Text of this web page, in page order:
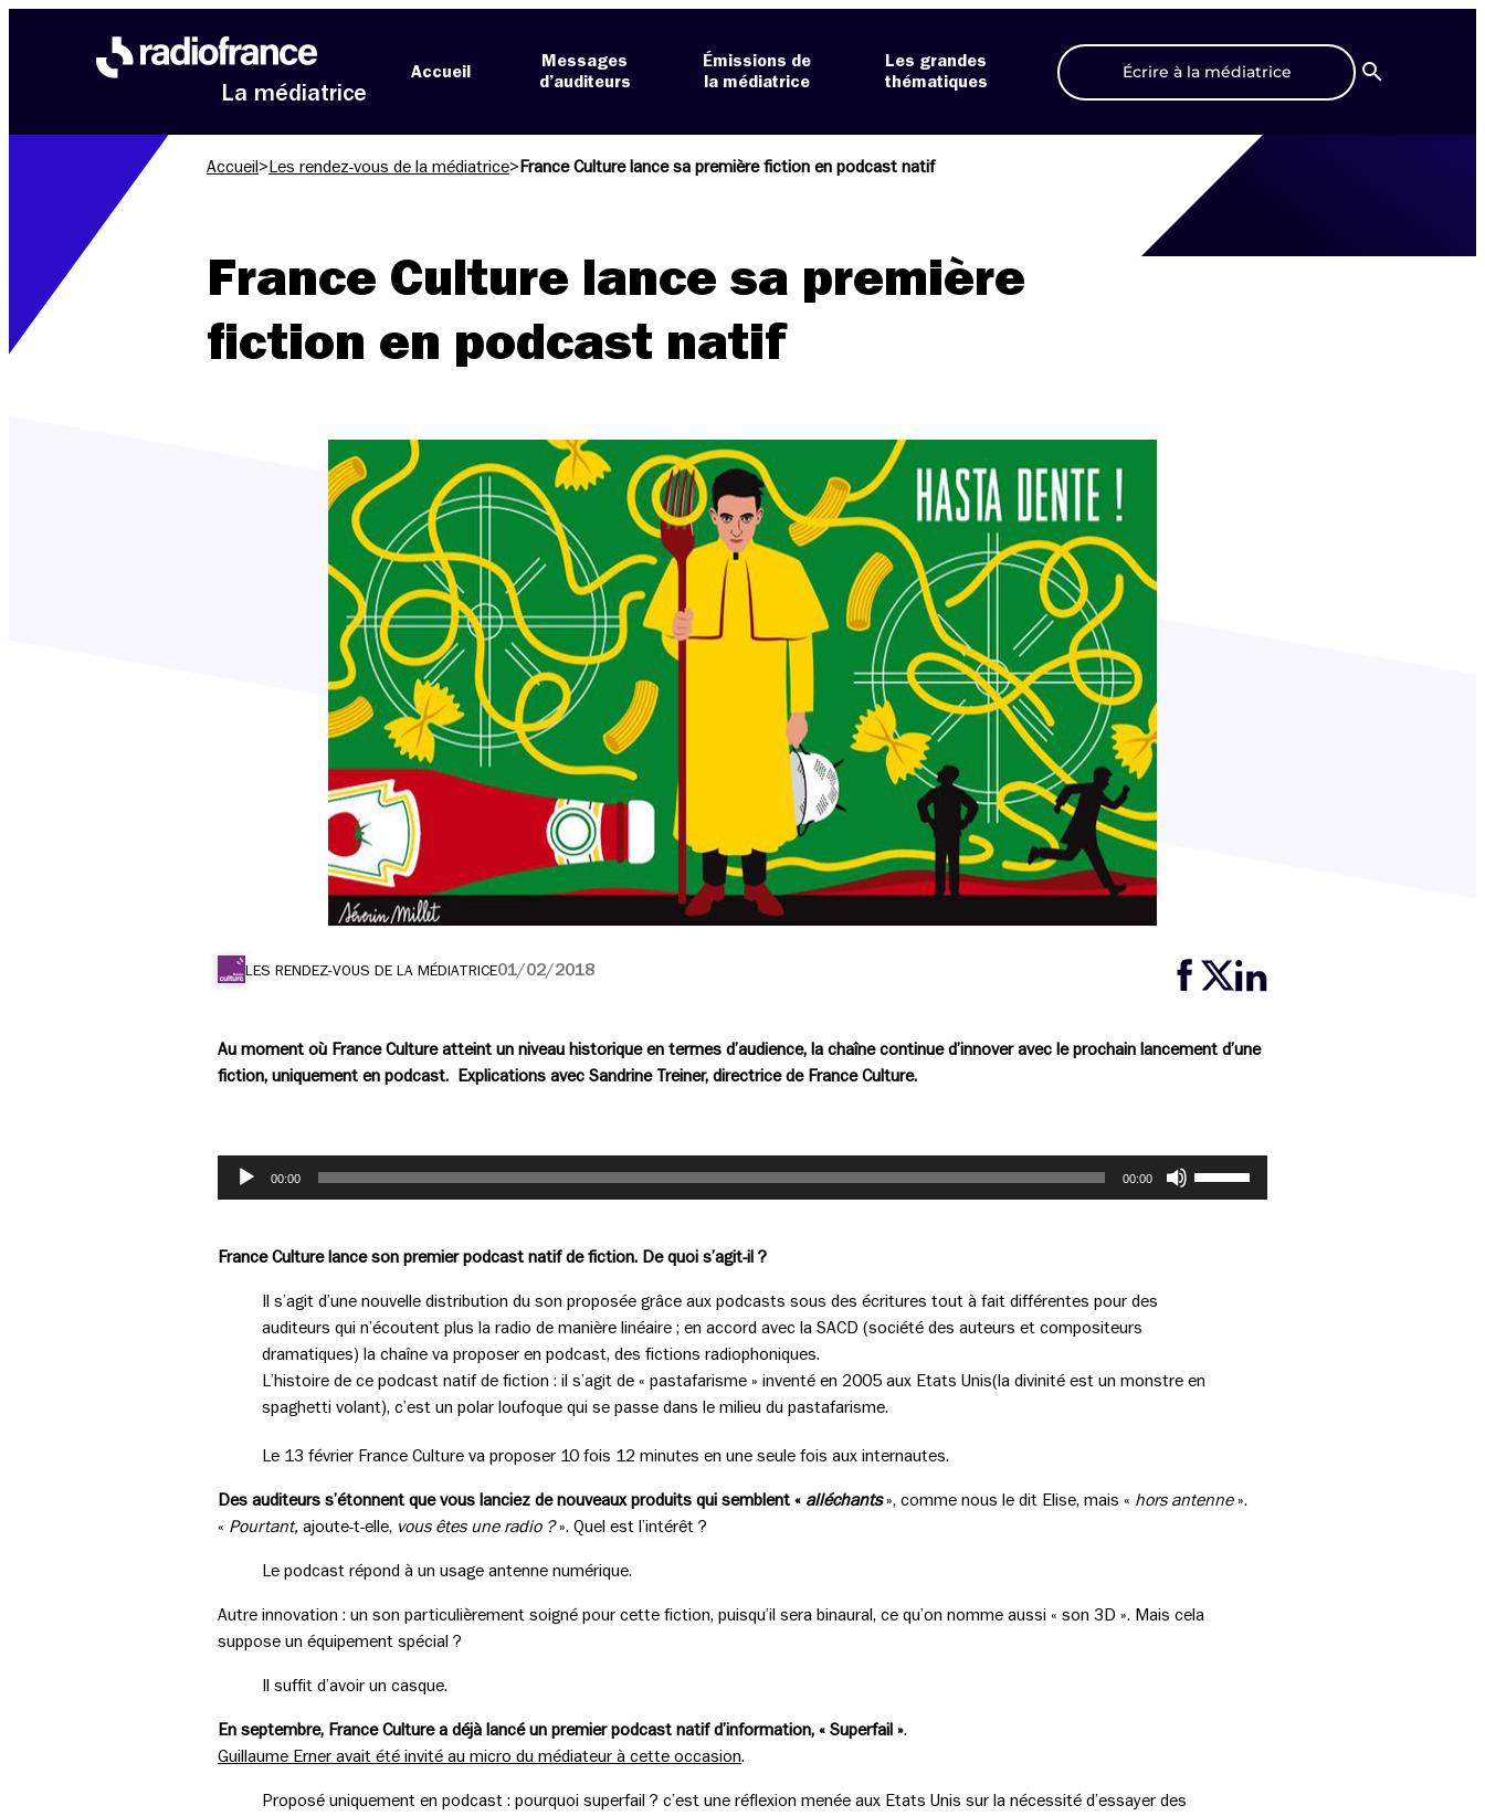
La médiatrice
Accueil
Messages
d’auditeurs
Émissions de
la médiatrice
Les grandes
thématiques
Écrire à la médiatrice
Recherche
Accueil > Les rendez-vous de la médiatrice> France Culture lance sa première fiction en podcast natif
France Culture lance sa première
fiction en podcast natif
LES RENDEZ-VOUS DE LA MÉDIATRICE01/02/2018
Au moment où France Culture atteint un niveau historique en termes d’audience, la chaîne continue d’innover avec le prochain lancement d’une
fiction, uniquement en podcast. Explications avec Sandrine Treiner, directrice de France Culture.
Lecteur
00:00 00:00
le
France Culture lance son premier podcast natif de fiction. De quoi s’agit-il ?
Il s’agit d’une nouvelle distribution du son proposée grâce aux podcasts sous des écritures tout à fait différentes pour des
auditeurs qui n’écoutent plus la radio de manière linéaire ; en accord avec la SACD (société des auteurs et compositeurs
dramatiques) la chaîne va proposer en podcast, des fictions radiophoniques.
L’histoire de ce podcast natif de fiction : il s’agit de « pastafarisme » inventé en 2005 aux Etats Unis(la divinité est un monstre en
spaghetti volant), c’est un polar loufoque qui se passe dans le milieu du pastafarisme.
Le 13 février France Culture va proposer 10 fois 12 minutes en une seule fois aux internautes.
Des auditeurs s’étonnent que vous lanciez de nouveaux produits qui semblent « alléchants », comme nous le dit Elise, mais « hors antenne».
« Pourtant, ajoute-t-elle, vous êtes une radio ?». Quel est l’intérêt ?
Le podcast répond à un usage antenne numérique.
Autre innovation : un son particulièrement soigné pour cette fiction, puisqu’il sera binaural, ce qu’on nomme aussi « son 3D ». Mais cela
suppose un équipement spécial ?
Il suffit d’avoir un casque.
En septembre, France Culture a déjà lancé un premier podcast natif d’information, « Superfail ».
Guillaume Erner avait été invité au micro du médiateur à cette occasion.
Proposé uniquement en podcast : pourquoi superfail ? c’est une réflexion menée aux Etats Unis sur la nécessité d’essayer des